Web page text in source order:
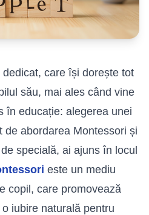
care își dorește tot
său, mai ales când vine
în educație: alegerea unei
de abordarea Montessori și
specială, ai ajuns în locul
este un mediu
copil, care promovează
iubire naturală pentru